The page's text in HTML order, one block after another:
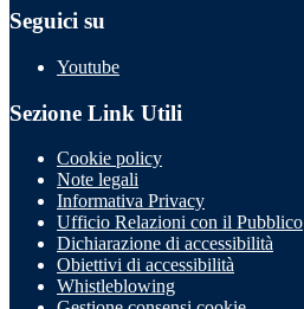
Seguici su
Youtube
Sezione Link Utili
Cookie policy
Note legali
Informativa Privacy
Ufficio Relazioni con il Pubblico
Dichiarazione di accessibilità
Obiettivi di accessibilità
Whistleblowing